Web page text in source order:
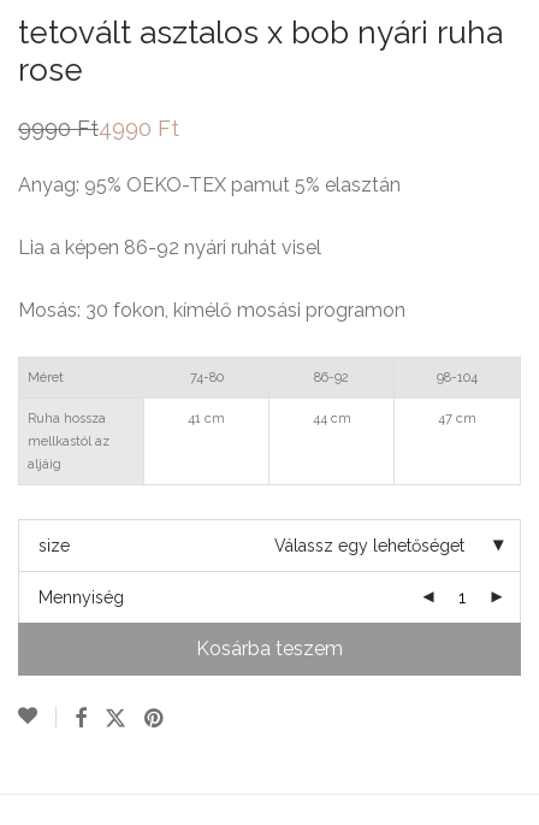
tetovált asztalos x bob nyári ruha
rose
9990Ft
Original
9990 Ft.
4990 Ft
Current
4990 Ft.
Anyag: 95% OEKO-TEX pamut 5% elasztán
Lia a képen 86-92 nyári ruhát visel
Mosás: 30 fokon, kímélő mosási programon
Méret 74-80 86-92 98-104
Ruha hossza
mellkastól az
aljáig
41 cm 44 cm 47 cm
size Válassz egy lehetőséget
Mennyiség
Kosárba teszem